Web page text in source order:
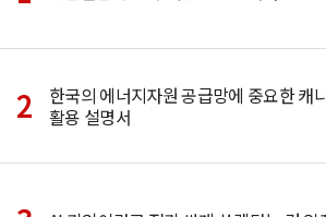
한국의 에너지자원 공급망에 중요한 캐
활용 설명서